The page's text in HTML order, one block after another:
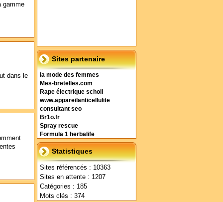
Sites partenaire
la mode des femmes
Mes-bretelles.com
Rape électrique scholl
www.appareilanticellulite
consultant seo
Br1o.fr
Spray rescue
Formula 1 herbalife
Statistiques
Sites référencés : 10363
Sites en attente : 1207
Catégories : 185
Mots clés : 374
gamme
dans le